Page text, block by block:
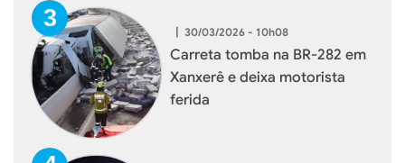
| 30/03/2026 - 10h08
Carreta tomba na BR-282 em
Xanxerê e deixa motorista
ferida